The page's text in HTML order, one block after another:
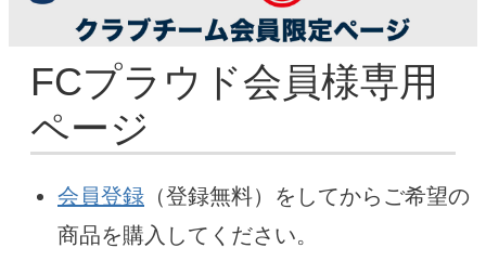
FCプラウド会員様専用
ページ
会員登録 （登録無料）をしてからご希望の
商品を購入してください。